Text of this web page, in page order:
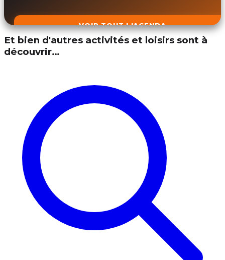
VOIR TOUT L'AGENDA
Et bien d'autres activités et loisirs sont à
découvrir…